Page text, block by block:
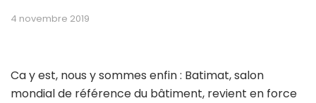
4 novembre 2019
Ca y est, nous y sommes enfin : Batimat, salon
mondial de référence du bâtiment, revient en force